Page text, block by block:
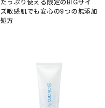
たっぷり使える限定のBIGサイ
ズ敏感肌でも安心の9つの無添加
処方